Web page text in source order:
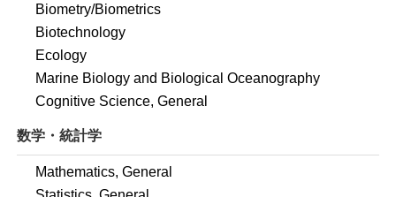
Biometry/Biometrics
Biotechnology
Ecology
Marine Biology and Biological Oceanography
Cognitive Science, General
数学・統計学
Mathematics, General